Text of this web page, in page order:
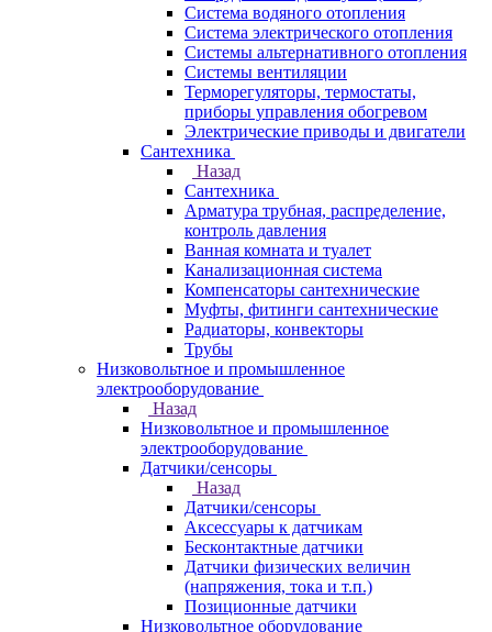
Система водяного отопления
Система электрического отопления
Системы альтернативного отопления
Системы вентиляции
Терморегуляторы, термостаты,
приборы управления обогревом
Электрические приводы и двигатели
Сантехника
Назад
Сантехника
Арматура трубная, распределение,
контроль давления
Ванная комната и туалет
Канализационная система
Компенсаторы сантехнические
Муфты, фитинги сантехнические
Радиаторы, конвекторы
Трубы
Низковольтное и промышленное
электрооборудование
Назад
Низковольтное и промышленное
электрооборудование
Датчики/сенсоры
Назад
Датчики/сенсоры
Аксессуары к датчикам
Бесконтактные датчики
Датчики физических величин
(напряжения, тока и т.п.)
Позиционные датчики
Низковольтное оборудование